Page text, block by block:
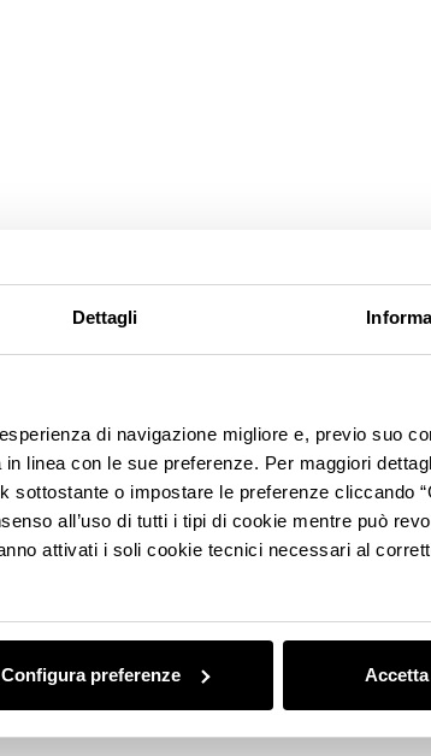
Dettagli
di navigazione migliore e, previo suo
linea con le sue preferenze. Per maggiori
sottostante o impostare le preferenze cliccando
all’uso di tutti i tipi di cookie mentre può
attivati i soli cookie tecnici necessari al
Configura preferenze